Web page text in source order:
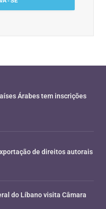
Árabes tem inscrições
de direitos autorais
do Líbano visita Câmara